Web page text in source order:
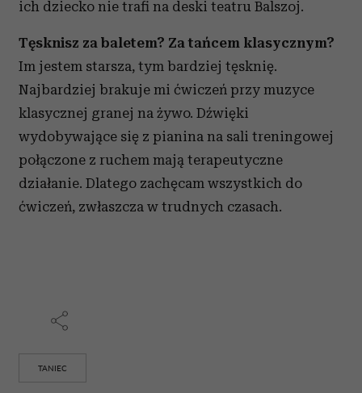
korzystania z ich usług.
ich dziecko nie trafi na deski teatru Balszoj.
Tęsknisz za baletem? Za tańcem klasycznym?
Im jestem starsza, tym bardziej tęsknię.
Najbardziej brakuje mi ćwiczeń przy muzyce
klasycznej granej na żywo. Dźwięki
wydobywające się z pianina na sali treningowej
połączone z ruchem mają terapeutyczne
działanie. Dlatego zachęcam wszystkich do
ćwiczeń, zwłaszcza w trudnych czasach.
TANIEC